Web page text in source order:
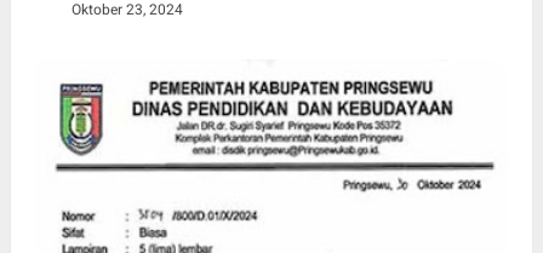
Oktober 23, 2024